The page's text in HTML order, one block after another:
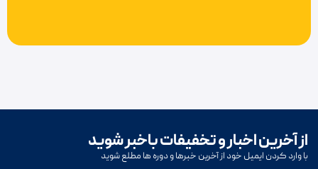
از آخرین اخبار و تخفیفات باخبر شوید
با وارد کردن ایمیل خود از آخرین خبرها و دوره ها مطلع شوید